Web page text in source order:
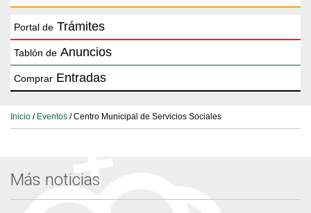
Portal de Trámites
Tablón de Anuncios
Comprar Entradas
Inicio / Eventos / Centro Municipal de Servicios Sociales
Más noticias